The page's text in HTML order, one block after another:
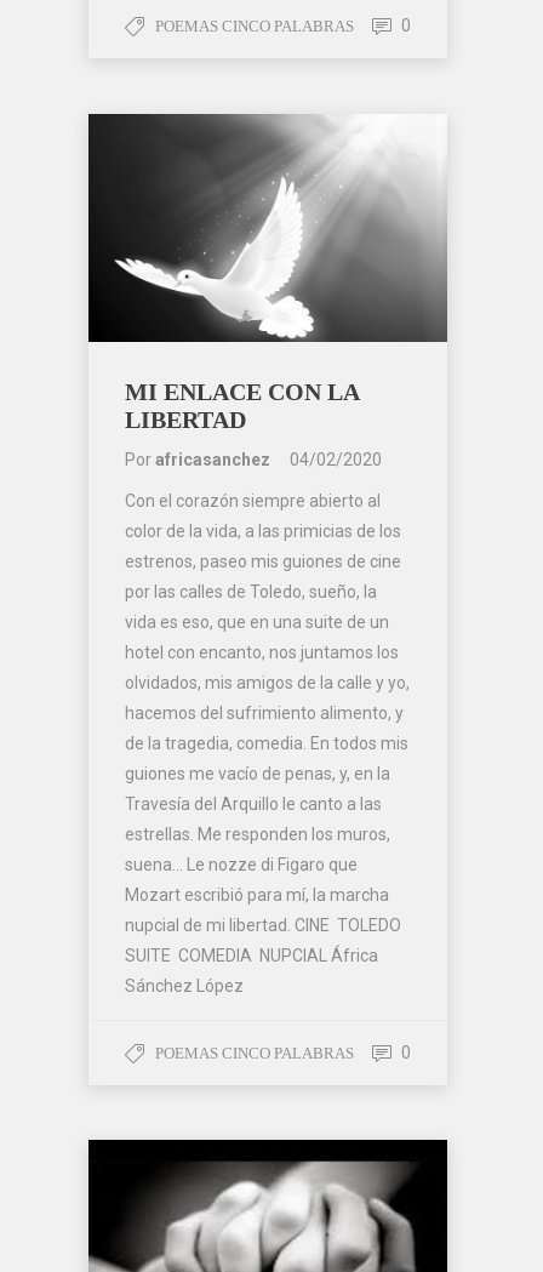
POEMAS CINCO PALABRAS 0
MI ENLACE CON LA
LIBERTAD
Porafricasanchez 04/02/2020
Con el corazón siempre abierto al
color de la vida, a las primicias de los
estrenos, paseo mis guiones de cine
por las calles de Toledo, sueño, la
vida es eso, que en una suite de un
hotel con encanto, nos juntamos los
olvidados, mis amigos de la calle y yo,
hacemos del sufrimiento alimento, y
de la tragedia, comedia. En todos mis
guiones me vacío de penas, y, en la
Travesía del Arquillo le canto a las
estrellas. Me responden los muros,
suena… Le nozze di Figaro que
Mozart escribió para mí, la marcha
nupcial de mi libertad. CINE TOLEDO
SUITE COMEDIA NUPCIAL África
Sánchez López
POEMAS CINCO PALABRAS 0